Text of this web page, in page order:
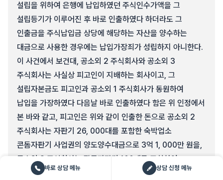
설립을 위하여 은행에 납입하였던 주식인수가액을 그
설립등기가 이루어진 후 바로 인출하였다 하더라도 그
인출금을 주식납입금 상당에 해당하는 자산을 양수하는
대금으로 사용한 경우에는 납입가장죄가 성립하지 아니한다.
이 사건에서 보건대, 공소외 2 주식회사와 공소외 3
주식회사는 사실상 피고인이 지배하는 회사이고, 그
설립자본금도 피고인과 공소외 1 주식회사가 동원하여
납입을 가장하였다 다음날 바로 인출하였다 함은 위 인정에서
본 바와 같고, 피고인은 위와 같이 인출한 돈으로 공소외 2
주식회사는 자판기 26, 000대를 포함한 숙박업소
콘돔자판기 사업권의 양도양수대금으로 3억 1, 000만 원을,
공소외 3 주식회사는 팝콘자판기 100대를 포함하여
팝콘자판기 사업권의 양도양수대금으로 10억 7, 000만 원을
바로 상담 메뉴 상담 신청 메뉴